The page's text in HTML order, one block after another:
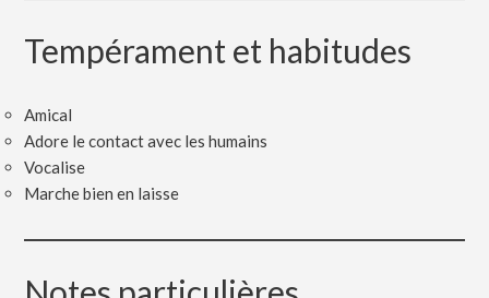
Tempérament et habitudes
Amical
Adore le contact avec les humains
Vocalise
Marche bien en laisse